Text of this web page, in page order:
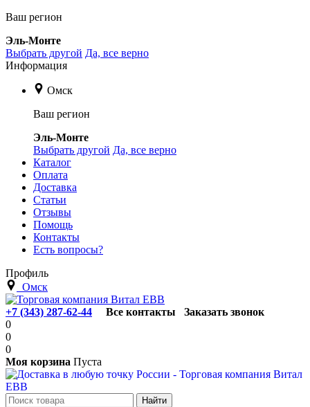
Ваш регион
Эль-Монте
Выбрать другой Да, все верно
Информация
Омск
Ваш регион
Эль-Монте
Выбрать другой Да, все верно
Каталог
Оплата
Доставка
Статьи
Отзывы
Помощь
Контакты
Есть вопросы?
Профиль
Омск
+7 (343) 287-62-44 Все контакты
Заказать звонок
0
0
0
Моя корзина Пуста